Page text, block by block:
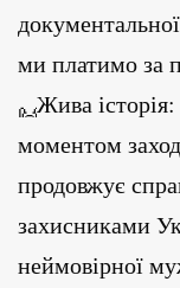
ми платимо за
Жива
моментом
продовжує
захисниками
неймовірної